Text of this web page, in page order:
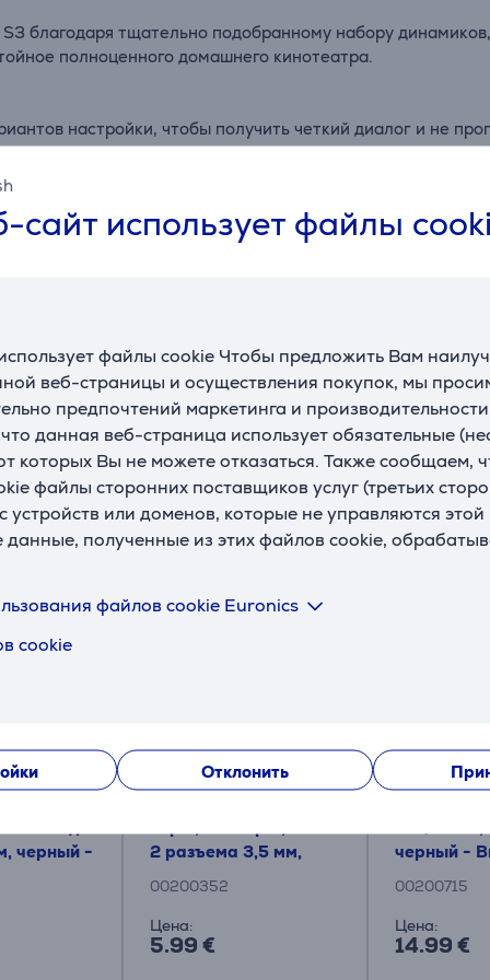
сайт использует файлы
файлы cookie Чтобы предложить Вам
веб-страницы и осуществления покупок, мы
предпочтений маркетинга и
данная веб-страница использует обязательные
которых Вы не можете отказаться. Также сообщаем,
файлы сторонних поставщиков услуг (третьих
устройств или доменов, которые не управляются
данные, полученные из этих файлов cookie,
файлов cookie Euronics
cookie
Отклонить
благодаря тщательно подобранному набору
полноценного домашнего кинотеатра.
настройки, чтобы получить четкий диалог и не
к ТВ 8К и 4К осуществляется через HDMI
Signa S3 настолько узкий, что его можно
со своего смартфона, планшета или другого
баса, повышается уровень четкости для
других людей в Вашем доме.
черный -
2 разъема 3,5 мм,
черный - Кабель
00200352
Цена:
5.99 €
черный -
00200715
Цена:
14.99 €